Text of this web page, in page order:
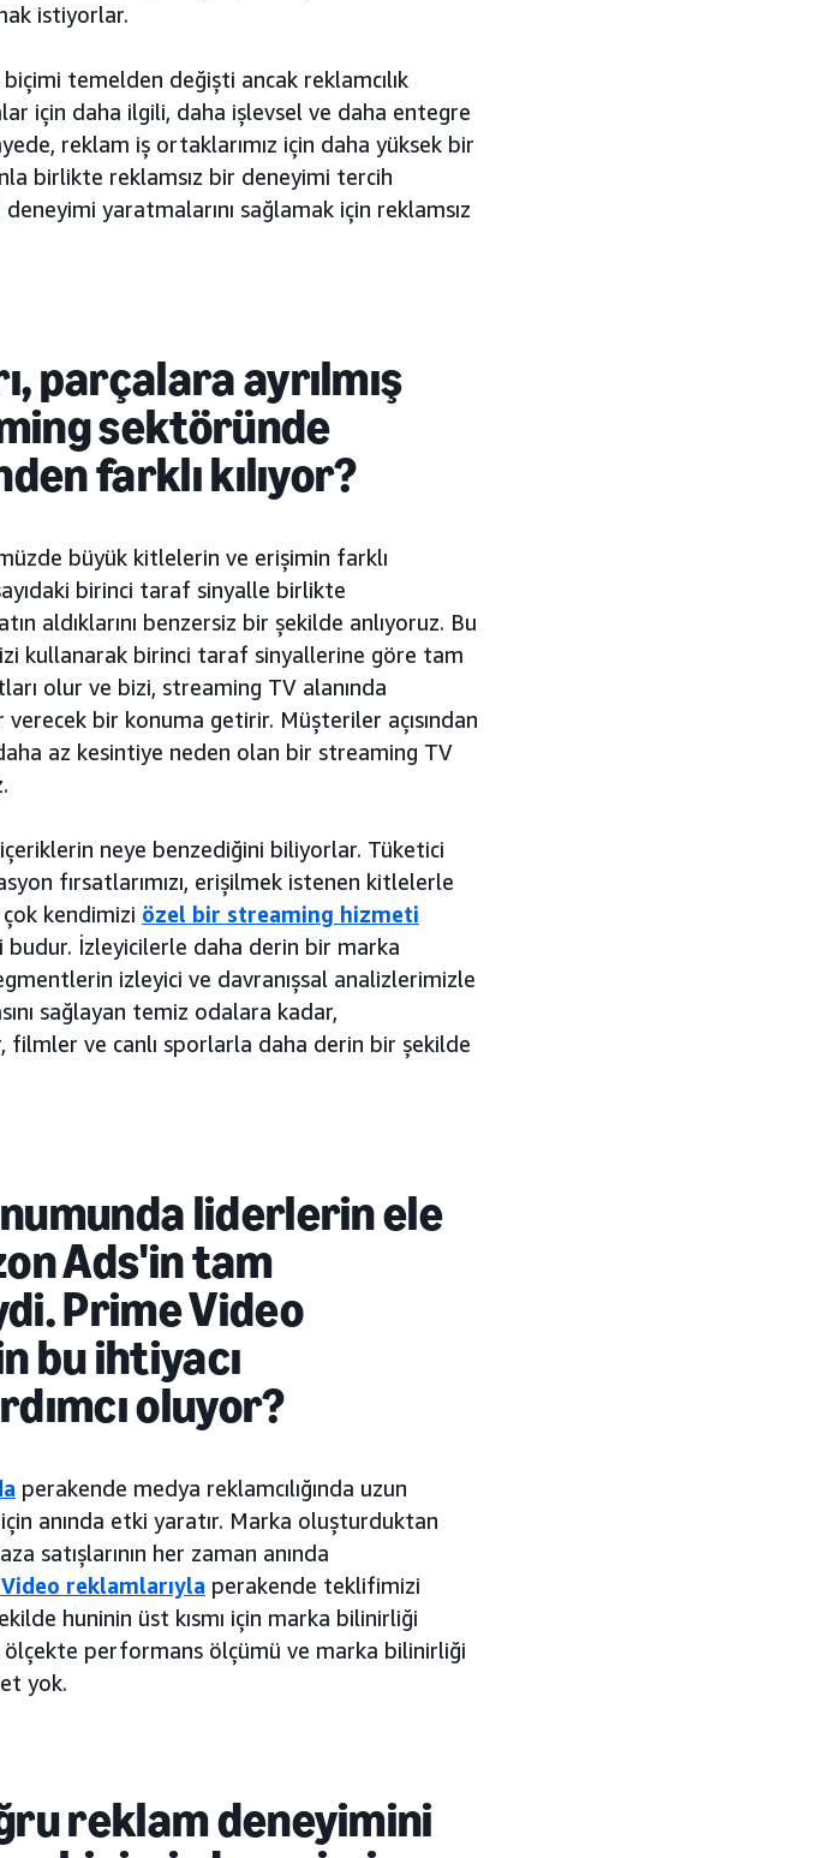
istiyorlar.
temelden değişti ancak reklamcılık
için daha ilgili, daha işlevsel ve daha entegre
reklam iş ortaklarımız için daha yüksek bir
birlikte reklamsız bir deneyimi tercih
yaratmalarını sağlamak için reklamsız
parçalara ayrılmış
sektöründe
farklı kılıyor?
büyük kitlelerin ve erişimin farklı
birinci taraf sinyalle birlikte
aldıklarını benzersiz bir şekilde anlıyoruz. Bu
kullanarak birinci taraf sinyallerine göre tam
olur ve bizi, streaming TV alanında
bir konuma getirir. Müşteriler açısından
az kesintiye neden olan bir streaming TV
neye benzediğini biliyorlar. Tüketici
fırsatlarımızı, erişilmek istenen kitlelerle
kendimizi özel bir streaming hizmeti
İzleyicilerle daha derin bir marka
izleyici ve davranışsal analizlerimizle
sağlayan temiz odalara kadar,
filmler ve canlı sporlarla daha derin bir şekilde
liderlerin ele
Ads'in tam
Prime Video
bu ihtiyacı
oluyor?
perakende medya reklamcılığında uzun
anında etki yaratır. Marka oluşturduktan
satışlarının her zaman anında
reklamlarıyla perakende teklifimizi
huninin üst kısmı için marka bilinirliği
performans ölçümü ve marka bilinirliği
yok.
reklam deneyimini